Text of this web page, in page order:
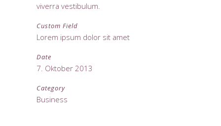
viverra vestibulum.
Custom Field
Lorem ipsum dolor sit amet
Date
7. Oktober 2013
Category
Business